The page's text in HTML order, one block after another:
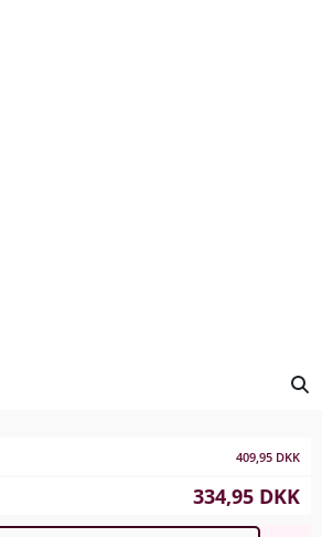
409,95 DKK
334,95 DKK